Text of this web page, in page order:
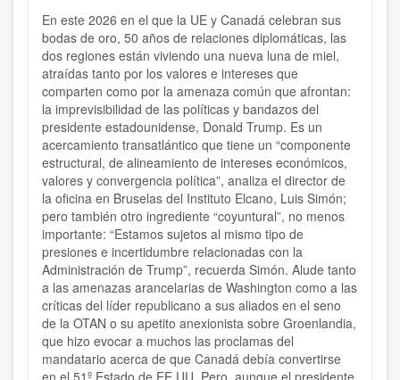
En este 2026 en el que la UE y Canadá celebran sus
bodas de oro, 50 años de relaciones diplomáticas, las
dos regiones están viviendo una nueva luna de miel,
atraídas tanto por los valores e intereses que
comparten como por la amenaza común que afrontan:
la imprevisibilidad de las políticas y bandazos del
presidente estadounidense, Donald Trump. Es un
acercamiento transatlántico que tiene un “componente
estructural, de alineamiento de intereses económicos,
valores y convergencia política”, analiza el director de
la oficina en Bruselas del Instituto Elcano, Luis Simón;
pero también otro ingrediente “coyuntural”, no menos
importante: “Estamos sujetos al mismo tipo de
presiones e incertidumbre relacionadas con la
Administración de Trump”, recuerda Simón. Alude tanto
a las amenazas arancelarias de Washington como a las
críticas del líder republicano a sus aliados en el seno
de la OTAN o su apetito anexionista sobre Groenlandia,
que hizo evocar a muchos las proclamas del
mandatario acerca de que Canadá debía convertirse